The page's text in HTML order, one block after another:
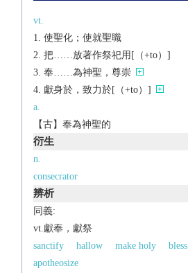
vt.
使聖化；使就聖職
把……放著作祭祀用[（+to）]
奉……為神聖，尊崇
獻身於，致力於[（+to）]
a.
【古】奉為神聖的
衍生
n.
consecrator
辨析
同義:
vt.獻奉，獻祭
sanctify
hallow make holy bless
apotheosize